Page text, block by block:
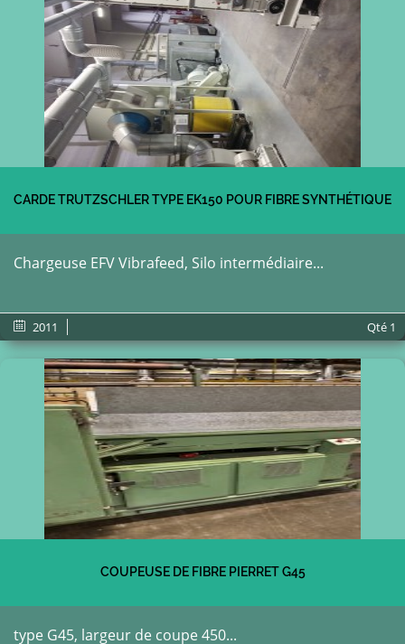
CARDE TRUTZSCHLER TYPE EK150 POUR FIBRE SYNTHÉTIQUE
Chargeuse EFV Vibrafeed, Silo intermédiaire...
2011 Qté 1
COUPEUSE DE FIBRE PIERRET G45
type G45, largeur de coupe 450...